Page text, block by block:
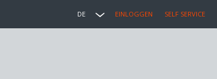
DE EINLOGGEN SELF SERVICE